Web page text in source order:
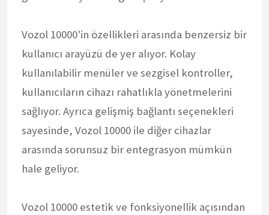
Vozol 10000'in özellikleri arasında benzersiz bir
kullanıcı arayüzü de yer alıyor. Kolay
kullanılabilir menüler ve sezgisel kontroller,
kullanıcıların cihazı rahatlıkla yönetmelerini
sağlıyor. Ayrıca gelişmiş bağlantı seçenekleri
sayesinde, Vozol 10000 ile diğer cihazlar
arasında sorunsuz bir entegrasyon mümkün
hale geliyor.
Vozol 10000 estetik ve fonksiyonellik açısından